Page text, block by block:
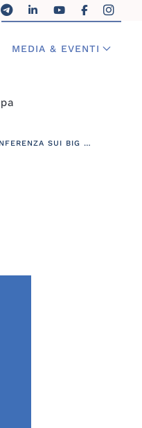
MEDIA & EVENTI
A SALERNO LA CONFERENZA SUI BIG DATA IN MEDICINA